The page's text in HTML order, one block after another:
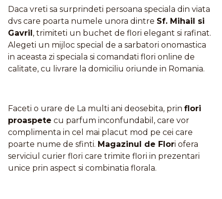
Daca vreti sa surprindeti persoana speciala din viata
dvs care poarta numele unora dintre Sf. Mihail si
Gavril, trimiteti un buchet de flori elegant si rafinat.
Alegeti un mijloc special de a sarbatori onomastica
in aceasta zi speciala si comandati flori online de
calitate, cu livrare la domiciliu oriunde in Romania.
Faceti o urare de La multi ani deosebita, prin flori
proaspete cu parfum inconfundabil, care vor
complimenta in cel mai placut mod pe cei care
poarte nume de sfinti. Magazinul de Flori ofera
serviciul curier flori care trimite flori in prezentari
unice prin aspect si combinatia florala.